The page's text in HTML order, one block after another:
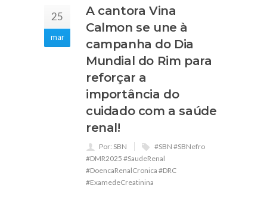
25
mar
A cantora Vina
Calmon se une à
campanha do Dia
Mundial do Rim para
reforçar a
importância do
cuidado com a saúde
renal!
Por: SBN
#SBN #SBNefro
#DMR2025 #SaudeRenal
#DoencaRenalCronica #DRC
#ExamedeCreatinina